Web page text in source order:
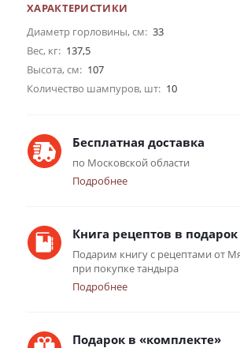
ХАРАКТЕРИСТИКИ
Диаметр горловины, см: 33
Вес, кг: 137,5
Высота, см: 107
Количество шампуров, шт: 10
Бесплатная доставка
по Московской области
Подробнее
Книга рецептов в подарок
Подарим книгу с рецептами от
при покупке тандыра
Подробнее
Подарок в «комплекте»